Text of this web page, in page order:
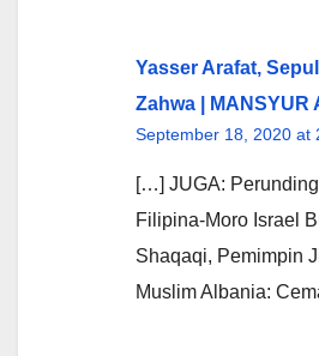
Yasser Arafat,
Zahwa | MANSYUR
September 18, 2020 at
[…] JUGA:
Filipina-Moro Israel
Shaqaqi, Pemimpin
Muslim Albania: